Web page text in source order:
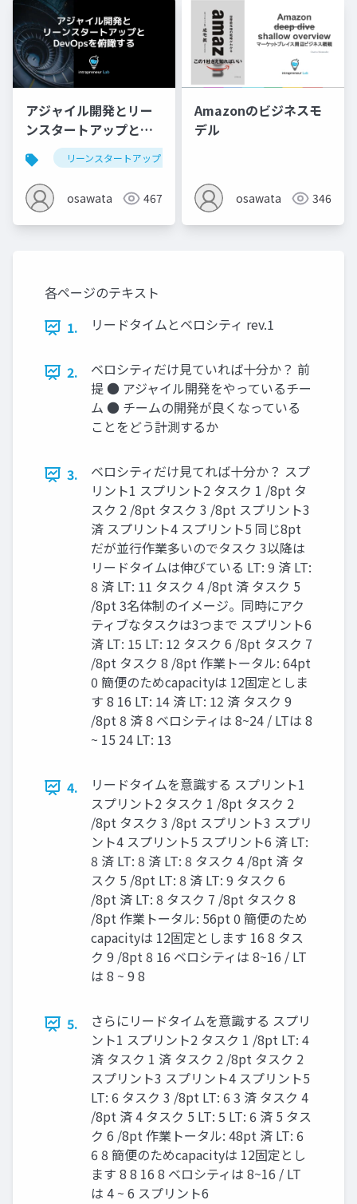
アジャイル開発とリー
ンスタートアップと
DevOpsを俯瞰する
リーンスタートアップ
osawata 467
Amazonのビジネスモ
デル
osawata 346
各ページのテキスト
1.
リードタイムとベロシティ rev.1
2.
ベロシティだけ見ていれば十分か？ 前
提 ● アジャイル開発をやっているチー
ム ● チームの開発が良くなっている
ことをどう計測するか
3.
ベロシティだけ見てれば十分か？ スプ
リント1 スプリント2 タスク 1 /8pt タ
スク 2 /8pt タスク 3 /8pt スプリント3
済 スプリント4 スプリント5 同じ8pt
だが並行作業多いのでタスク 3以降は
リードタイムは伸びている LT: 9 済 LT:
8 済 LT: 11 タスク 4 /8pt 済 タスク 5
/8pt 3名体制のイメージ。同時にアク
ティブなタスクは3つまで スプリント6
済 LT: 15 LT: 12 タスク 6 /8pt タスク 7
/8pt タスク 8 /8pt 作業トータル: 64pt
0 簡便のためcapacityは 12固定としま
す 8 16 LT: 14 済 LT: 12 済 タスク 9
/8pt 8 済 8 ベロシティは 8~24 / LTは 8
~ 15 24 LT: 13
4.
リードタイムを意識する スプリント1
スプリント2 タスク 1 /8pt タスク 2
/8pt タスク 3 /8pt スプリント3 スプリ
ント4 スプリント5 スプリント6 済 LT:
8 済 LT: 8 済 LT: 8 タスク 4 /8pt 済 タ
スク 5 /8pt LT: 8 済 LT: 9 タスク 6
/8pt 済 LT: 8 タスク 7 /8pt タスク 8
/8pt 作業トータル: 56pt 0 簡便のため
capacityは 12固定とします 16 8 タス
ク 9 /8pt 8 16 ベロシティは 8~16 / LT
は 8 ~ 9 8
5.
さらにリードタイムを意識する スプリ
ント1 スプリント2 タスク 1 /8pt LT: 4
済 タスク 1 済 タスク 2 /8pt タスク 2
スプリント3 スプリント4 スプリント5
LT: 6 タスク 3 /8pt LT: 6 3 済 タスク 4
/8pt 済 4 タスク 5 LT: 5 LT: 6 済 5 タス
ク 6 /8pt 作業トータル: 48pt 済 LT: 6
6 8 簡便のためcapacityは 12固定とし
ます 8 8 16 8 ベロシティは 8~16 / LT
は 4 ~ 6 スプリント6